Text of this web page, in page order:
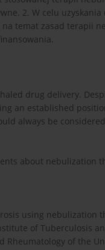
2. W celu
temat zasad terapii
drug delivery.
an established
always be
about nebulization
using nebulization
of Tuberculosis
of the